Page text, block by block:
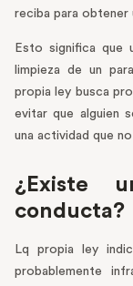
reciba para obtener
Esto significa que
limpieza de un
propia ley busca
evitar que alguien
una actividad que
¿Existe
conducta?
Lq propia ley
probablemente